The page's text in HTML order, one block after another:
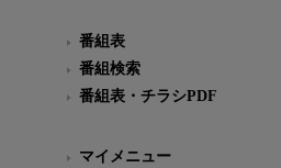
番組表
番組検索
番組表・チラシPDF
マイメニュー